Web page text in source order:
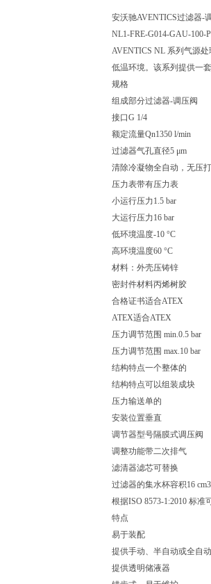
安沃驰AVENTICS过滤器-
NL1-FRE-G014-GAU-100-
AVENTICS NL 系列气源
低温环境。该系列提供一
规格
组成部分过滤器-调压阀
接口G 1/4
额定流量Qn1350 l/min
过滤器气孔直径5 μm
清除冷凝物全自动，无压
压力表带有压力表
小运行压力1.5 bar
大运行压力16 bar
低环境温度-10 °C
高环境温度60 °C
材料：外壳压铸锌
密封件材料丙烯树胶
合格证书适合ATEX
ATEX适合ATEX
压力调节范围 min.0.5 bar
压力调节范围 max.10 bar
结构特点一个整体的
结构特点可以组装成块
压力输送单的
安装位置垂直
调节器型号隔膜式调压阀
调整功能带二次排气
滤清器滤芯可替换
过滤器的集水杯容积16 cm3
根据ISO 8573-1:2010 标准
特点
易于装配
提供手动、半自动或全自
提供透明储液器